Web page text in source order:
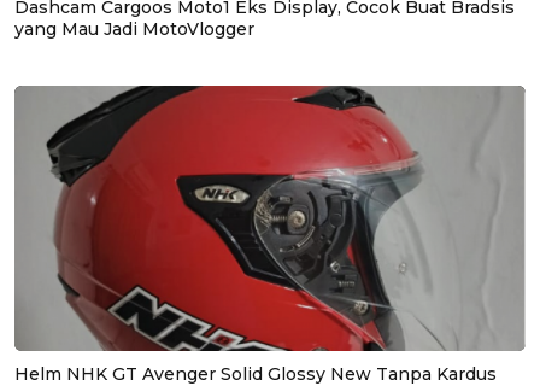
Dashcam Cargoos Moto1 Eks Display, Cocok Buat Bradsis
yang Mau Jadi MotoVlogger
Helm NHK GT Avenger Solid Glossy New Tanpa Kardus